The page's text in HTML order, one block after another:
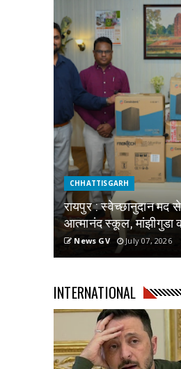
CHHATTISGARH
रायपुर : स्वेच्छानुदान मद
आत्मानंद स्कूल, मांझीगुडा
News GV July 07, 2026
INTERNATIONAL